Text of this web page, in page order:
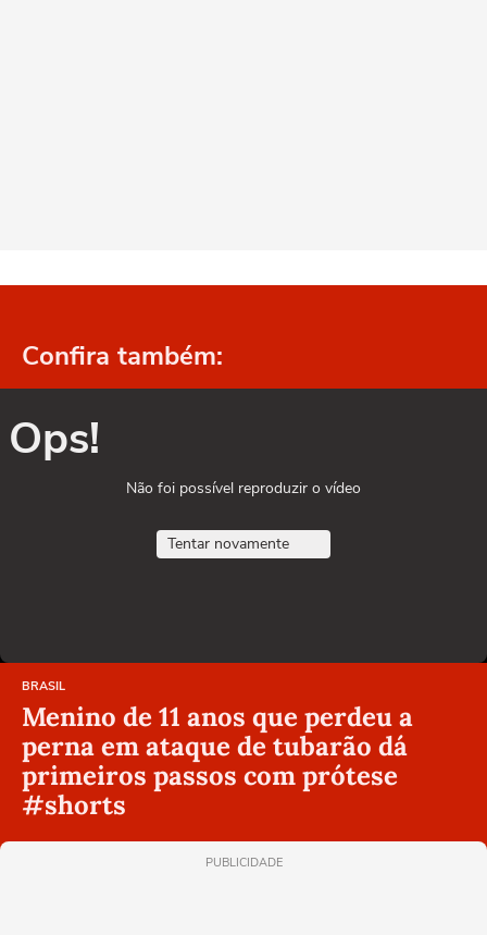
Confira também:
Ops!
Não foi possível reproduzir o vídeo
Tentar novamente
BRASIL
Menino de 11 anos que perdeu a
perna em ataque de tubarão dá
primeiros passos com prótese
#shorts
PUBLICIDADE